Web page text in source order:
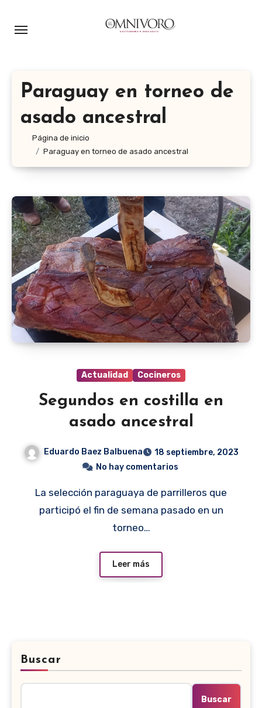
Paraguay en torneo de
asado ancestral
Página de inicio
Paraguay en torneo de asado ancestral
Actualidad Cocineros
Segundos en costilla en
asado ancestral
Eduardo Baez Balbuena
18 septiembre, 2023
No hay comentarios
La selección paraguaya de parrilleros que
participó el fin de semana pasado en un
torneo…
Leer más
Buscar
Buscar